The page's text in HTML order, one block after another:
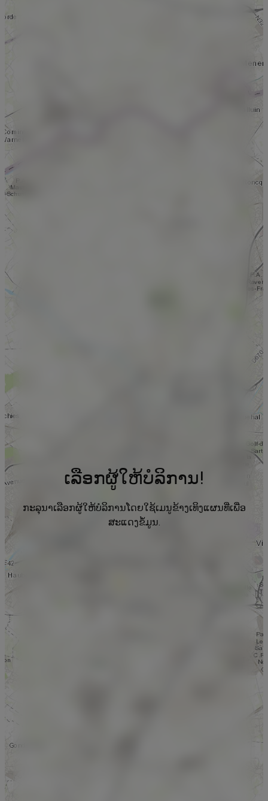
ເລືອກຜູ້ໃຫ້ບໍລິການ!
ກະລຸນາເລືອກຜູ້ໃຫ້ບໍລິການໂດຍໃຊ້ເມນູຂ້າງເທິງແຜນທີ່ເພື່ອ
ສະແດງຂໍ້ມູນ.